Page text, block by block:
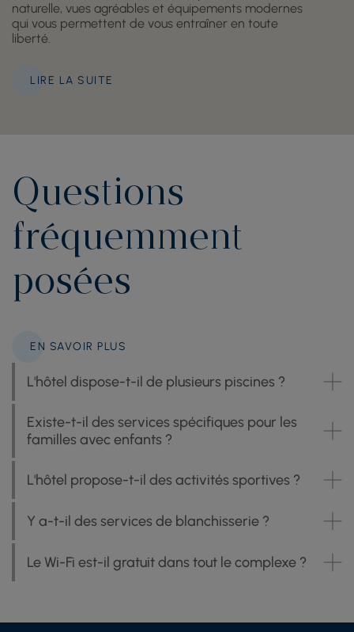
naturelle, vues agréables et équipements modernes
qui vous permettent de vous entraîner en toute
liberté.
LIRE LA SUITE
Questions
fréquemment
posées
EN SAVOIR PLUS
L'hôtel dispose-t-il de plusieurs piscines ?
Existe-t-il des services spécifiques pour les
familles avec enfants ?
L'hôtel propose-t-il des activités sportives ?
Y a-t-il des services de blanchisserie ?
Le Wi-Fi est-il gratuit dans tout le complexe ?